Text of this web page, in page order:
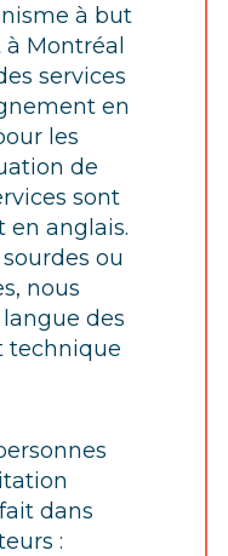
à but
Montréal
services
en
les
de
sont
en anglais.
ou
nous
des
technique
dans
: